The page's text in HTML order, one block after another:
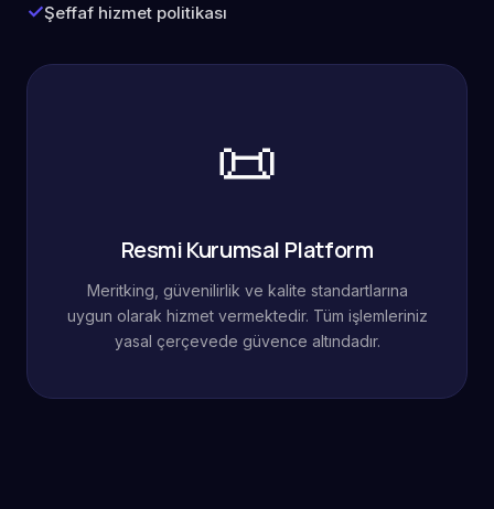
Şeffaf hizmet politikası
📜
Resmi Kurumsal Platform
Meritking, güvenilirlik ve kalite standartlarına
uygun olarak hizmet vermektedir. Tüm işlemleriniz
yasal çerçevede güvence altındadır.